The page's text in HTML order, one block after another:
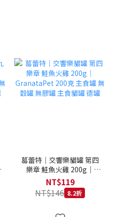
葛蕾特｜交響樂貓罐 第四
樂章 鮭魚火雞 200g｜
GranataPet 200克 主食罐
無穀罐 無膠罐 主食貓罐 德
罐
NT$119
NT$146 8.2折